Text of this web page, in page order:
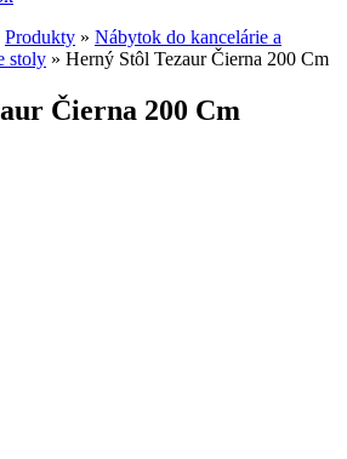
Produkty » Nábytok do kancelárie a
stoly » Herný Stôl Tezaur Čierna 200 Cm
Čierna 200 Cm